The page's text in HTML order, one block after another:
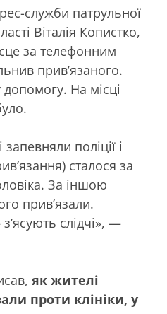
служби патрульної
Віталія Копистко,
за телефонним
прив’язаного.
На місці
поліції і
сталося за
За іншою
прив’язали.
слідчі», —
як жителі
проти клініки, у